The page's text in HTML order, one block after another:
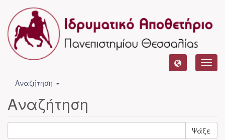
Αναζήτηση
Αναζήτηση
Ψάξε